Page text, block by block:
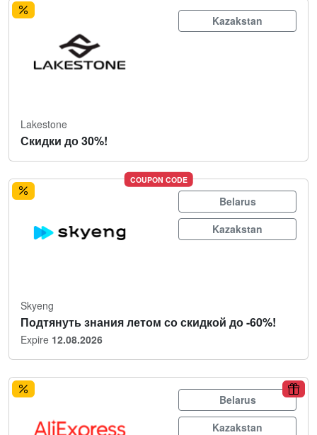
Kazakstan
Lakestone
Скидки до 30%!
COUPON CODE
Belarus
Kazakstan
Skyeng
Подтянуть знания летом со скидкой до -60%!
Expire 12.08.2026
Belarus
Kazakstan